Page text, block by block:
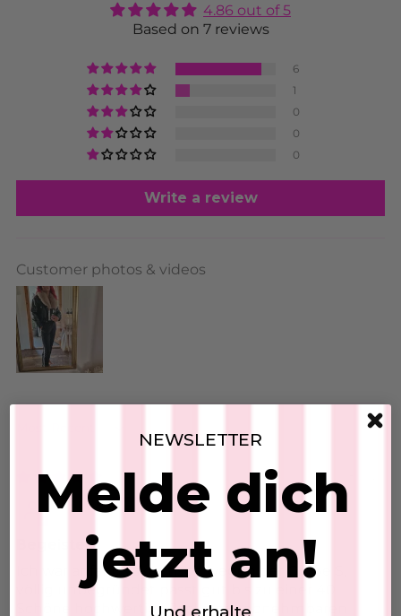
4.86 out of 5
Based on 7 reviews
6
1
0
0
0
Write a review
Customer photos & videos
03/08/2026
Marion
Begeistert
Ich war anfangs skeptisch wegen der Größe S,
völlig unbegründet passt gut bis zu einer 40.
Schöne hochwertige Jacke mit abnehmbaren
NEWSLETTER
Melde dich
jetzt an!
Und erhalte